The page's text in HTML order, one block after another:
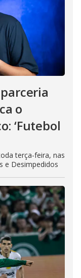
o
‘Futebol
terça-feira, nas
e Desimpedidos